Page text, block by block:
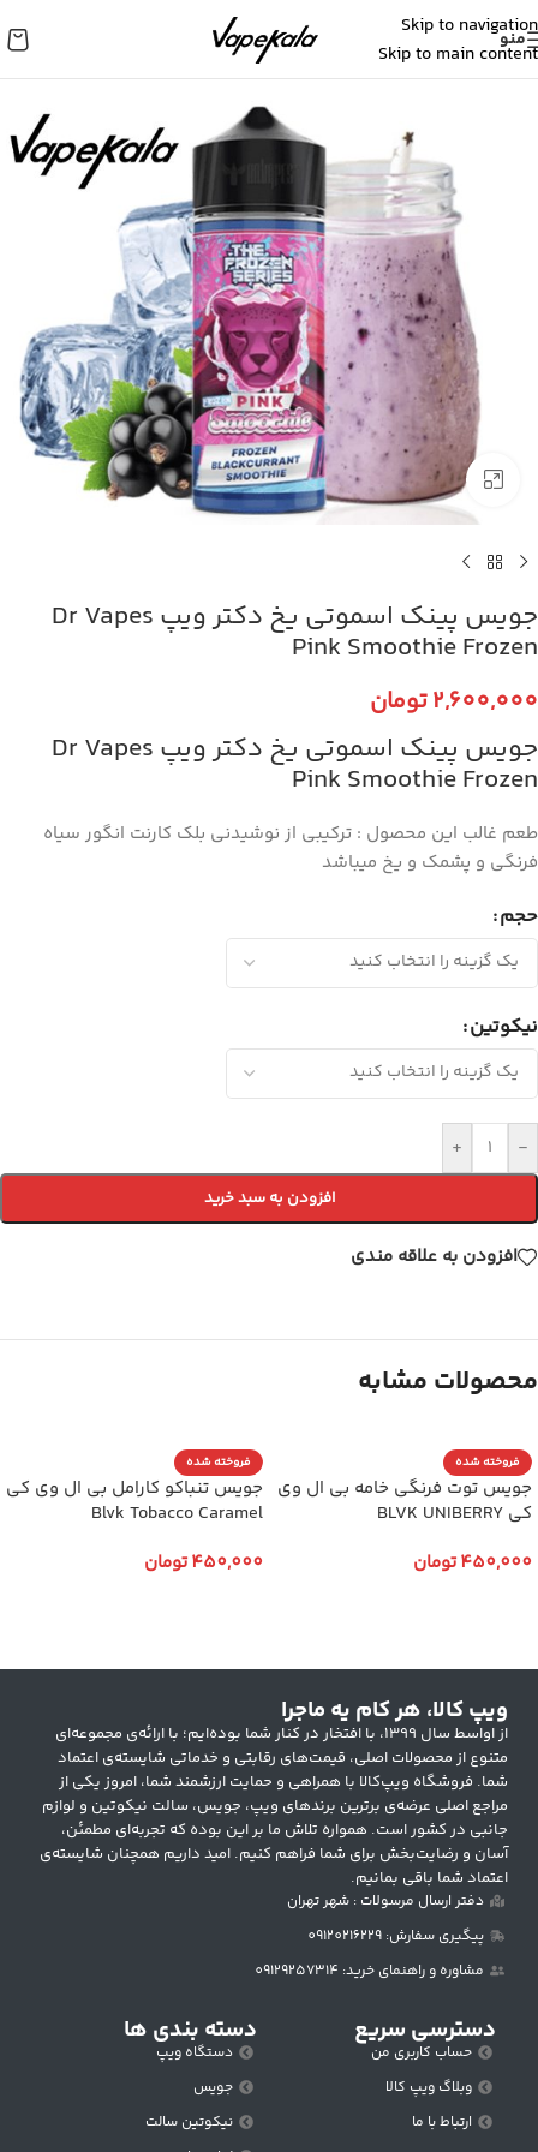
Skip to navigation
Skip to main content
منو
برای بزرگنمایی کلیک کنید
جویس پینک اسموتی یخ دکتر ویپ Dr Vapes
Pink Smoothie Frozen
2,600,000تومان
جویس پینک اسموتی یخ دکتر ویپ Dr Vapes
Pink Smoothie Frozen
طعم غالب این محصول : ترکیبی از نوشیدنی بلک کارنت انگور سیاه
فرنگی و پشمک و یخ میباشد
حجم
نیکوتین
-
+
افزودن به سبد خرید
افزودن به علاقه مندی
محصولات مشابه
فروخته شده
جویس توت فرنگی خامه بی ال وی
کی BLVK UNIBERRY
450,000تومان
فروخته شده
جویس تنباکو کارامل بی ال وی کی
Blvk Tobacco Caramel
450,000تومان
ویپ کالا، هر کام یه ماجرا
از اواسط سال ۱۳۹۹، با افتخار در کنار شما بوده‌ایم؛ با ارائه‌ی مجموعه‌ای
متنوع از محصولات اصلی، قیمت‌های رقابتی و خدماتی شایسته‌ی اعتماد
شما. فروشگاه ویپ‌کالا با همراهی و حمایت ارزشمند شما، امروز یکی از
مراجع اصلی عرضه‌ی برترین برندهای ویپ، جویس، سالت نیکوتین و لوازم
جانبی در کشور است. همواره تلاش ما بر این بوده که تجربه‌ای مطمئن،
آسان و رضایت‌بخش برای شما فراهم کنیم. امید داریم همچنان شایسته‌ی
اعتماد شما باقی بمانیم.
دفتر ارسال مرسولات : شهر تهران
پیگیری سفارش: 09120216229
مشاوره و راهنمای خرید: 09129257314
دسترسی سریع
حساب کاربری من
وبلاگ ویپ کالا
ارتباط با ما
دسته بندی ها
دستگاه ویپ
جویس
نیکوتین سالت